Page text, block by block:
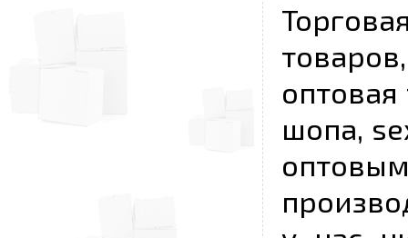
шопа,